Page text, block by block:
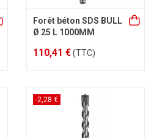
Forêt béton SDS BULL
Ø 25 L 1000MM
110,41 €(TTC)
-2,28 €